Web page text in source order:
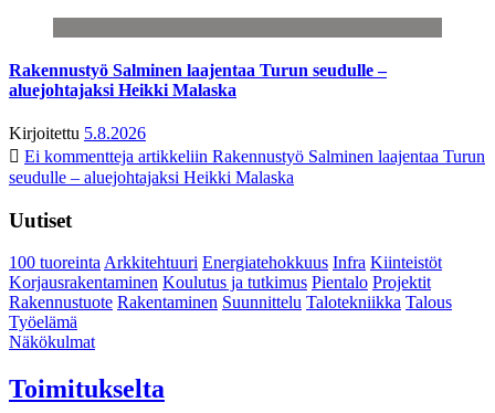
Rakennustyö Salminen laajentaa Turun seudulle –
aluejohtajaksi Heikki Malaska
Kirjoitettu 5.8.2026
Ei kommentteja artikkeliin Rakennustyö Salminen laajentaa Turun
seudulle – aluejohtajaksi Heikki Malaska
Uutiset
100 tuoreintaArkkitehtuuri Energiatehokkuus Infra Kiinteistöt
Korjausrakentaminen Koulutus ja tutkimus Pientalo Projektit
Rakennustuote Rakentaminen Suunnittelu Talotekniikka Talous
Työelämä
Näkökulmat
Toimitukselta